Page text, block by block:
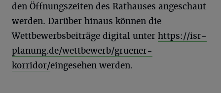
den Öffnungszeiten des Rathauses angeschaut
werden. Darüber hinaus können die
Wettbewerbsbeiträge digital unter https://isr-
planung.de/wettbewerb/gruener-
korridor/eingesehen werden.